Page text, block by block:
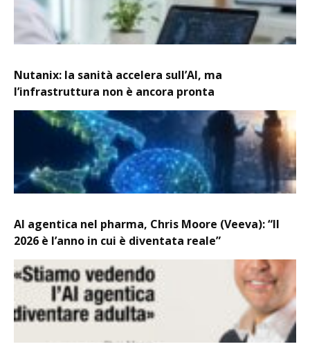
Nutanix: la sanità accelera sull’AI, ma
l’infrastruttura non è ancora pronta
AI agentica nel pharma, Chris Moore (Veeva): “Il
2026 è l’anno in cui è diventata reale”